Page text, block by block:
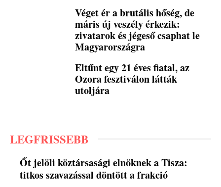
Véget ér a brutális hőség, de
máris új veszély érkezik:
zivatarok és jégeső csaphat le
Magyarországra
Eltűnt egy 21 éves fiatal, az
Ozora fesztiválon látták
utoljára
LEGFRISSEBB
Őt jelöli köztársasági elnöknek a Tisza:
titkos szavazással döntött a frakció